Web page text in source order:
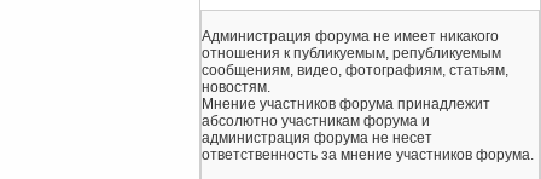
Администрация форума не имеет никакого
отношения к публикуемым, републикуемым
сообщениям, видео, фотографиям, статьям,
новостям.
Мнение участников форума принадлежит
абсолютно участникам форума и
администрация форума не несет
ответственность за мнение участников форума.